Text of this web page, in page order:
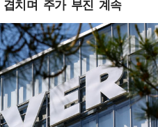
치며 주가 부진 계속